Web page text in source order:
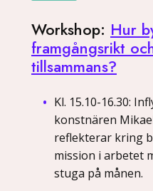
Workshop: Hur
framgångsrikt
tillsammans?
Kl. 15.10-16.30:
konstnären
reflekterar kring
mission i arbetet
stuga på månen.